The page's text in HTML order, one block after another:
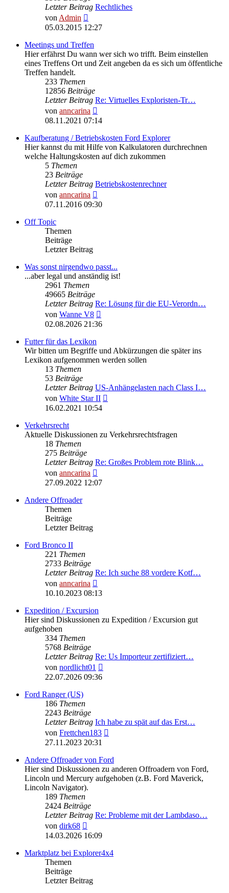
Letzter Beitrag Rechtliches
vonAdmin
Beitrag
05.03.2015 12:27
Meetings und Treffen
Hier erfährst Du wann wer sich wo trifft. Beim einstellen
eines Treffens Ort und Zeit angeben da es sich um öffentliche
Treffen handelt.
233 Themen
12856 Beiträge
Letzter Beitrag Re: Virtuelles Exploristen-Tr…
von anncarina
Beitrag
08.11.2021 07:14
Kaufberatung / Betriebskosten Ford Explorer
Hier kannst du mit Hilfe von Kalkulatoren durchrechnen
welche Haltungskosten auf dich zukommen
5 Themen
23 Beiträge
Letzter Beitrag Betriebskostenrechner
von anncarina
Beitrag
07.11.2016 09:30
Off Topic
Themen
Beiträge
Letzter Beitrag
Was sonst nirgendwo passt...
...aber legal und anständig ist!
2961 Themen
49665 Beiträge
Letzter Beitrag Re: Lösung für die EU‑Verordn…
von Wanne V8
Beitrag
02.08.2026 21:36
Futter für das Lexikon
Wir bitten um Begriffe und Abkürzungen die später ins
Lexikon aufgenommen werden sollen
13 Themen
53 Beiträge
Letzter Beitrag US-Anhängelasten nach Class I…
von White Star II
16.02.2021 10:54
Verkehrsrecht
Aktuelle Diskussionen zu Verkehrsrechtsfragen
18 Themen
275 Beiträge
Letzter Beitrag Re: Großes Problem rote Blink…
von anncarina
Beitrag
27.09.2022 12:07
Andere Offroader
Themen
Beiträge
Letzter Beitrag
Ford Bronco II
221 Themen
2733 Beiträge
Letzter Beitrag Re: Ich suche 88 vordere Kotf…
von anncarina
Beitrag
10.10.2023 08:13
Expedition / Excursion
Hier sind Diskussionen zu Expedition / Excursion gut
aufgehoben
334 Themen
5768 Beiträge
Letzter Beitrag Re: Us Importeur zertifiziert…
von nordlicht01
22.07.2026 09:36
Ford Ranger (US)
186 Themen
2243 Beiträge
Letzter Beitrag Ich habe zu spät auf das Erst…
von Frettchen183
27.11.2023 20:31
Andere Offroader von Ford
Hier sind Diskussionen zu anderen Offroadern von Ford,
Lincoln und Mercury aufgehoben (z.B. Ford Maverick,
Lincoln Navigator).
189 Themen
2424 Beiträge
Letzter Beitrag Re: Probleme mit der Lambdaso…
von dirk68
Beitrag
14.03.2026 16:09
Marktplatz bei Explorer4x4
Themen
Beiträge
Letzter Beitrag